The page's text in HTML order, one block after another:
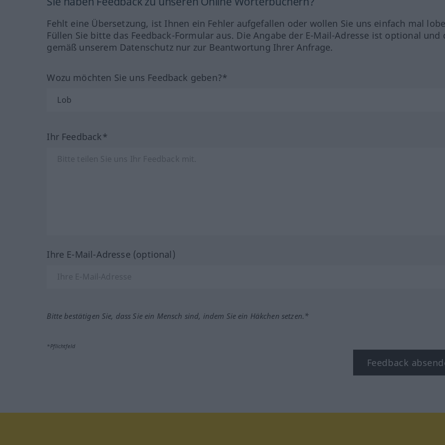
Fehlt eine Übersetzung, ist Ihnen ein Fehler aufgefallen oder wollen Sie uns einfach mal
Füllen Sie bitte das Feedback-Formular aus. Die Angabe der E-Mail-Adresse ist optional und
gemäß unserem Datenschutz nur zur Beantwortung Ihrer Anfrage.
Wozu möchten Sie uns Feedback geben?*
Ihr Feedback*
Ihre E-Mail-Adresse (optional)
Bitte bestätigen Sie, dass Sie ein Mensch sind, indem Sie ein Häkchen setzen.*
*Pflichtfeld
Feedback